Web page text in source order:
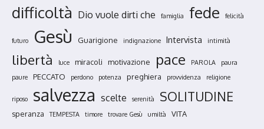
difficoltà Dio vuole dirti che famiglia fede felicità
futuro Gesù Guarigione indignazione Intervista intimità
libertà luce miracoli motivazione pace PAROLA
paura
paure
PECCATO perdono potenza preghiera provvidenza religione
riposo salvezza scelte serenità SOLITUDINE
speranza TEMPESTA timore trovare Gesù umiltà VITA